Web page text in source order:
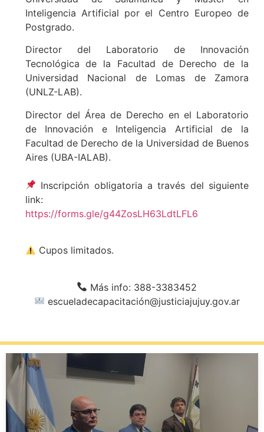
Inteligencia Artificial por el Centro Europeo de
Postgrado.
Director del Laboratorio de Innovación
Tecnológica de la Facultad de Derecho de la
Universidad Nacional de Lomas de Zamora
(UNLZ-LAB).
Director del Área de Derecho en el Laboratorio
de Innovación e Inteligencia Artificial de la
Facultad de Derecho de la Universidad de Buenos
Aires (UBA-IALAB).
Inscripción obligatoria a través del siguiente
link:
https://forms.gle/g44ZosLH63LdtLFL6
Cupos limitados.
Más info: 388-3383452
escueladecapacitación@justiciajujuy.gov.ar